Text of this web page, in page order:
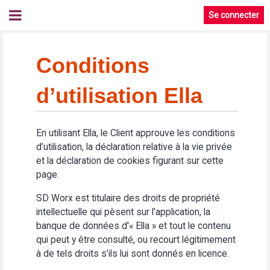
Se connecter
Conditions
d’utilisation Ella
En utilisant Ella, le Client approuve les conditions
d’utilisation, la déclaration relative à la vie privée
et la déclaration de cookies figurant sur cette
page.
SD Worx est titulaire des droits de propriété
intellectuelle qui pèsent sur l’application, la
banque de données d'« Ella » et tout le contenu
qui peut y être consulté, ou recourt légitimement
à de tels droits s’ils lui sont donnés en licence.